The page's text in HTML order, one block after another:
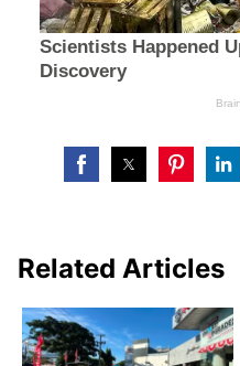
Related Articles